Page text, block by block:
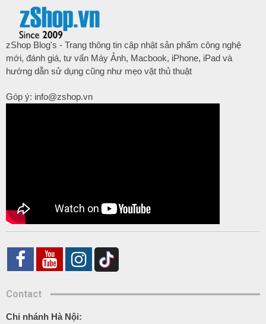
zShop Blog's - Trang thông tin cập nhật sản phẩm công nghệ
mới, đánh giá, tư vấn Máy Ảnh, Macbook, iPhone, iPad và
hướng dẫn sử dụng cũng như mẹo vặt thủ thuật
Góp ý: info@zshop.vn
Contact
Chi nhánh Hà Nội: